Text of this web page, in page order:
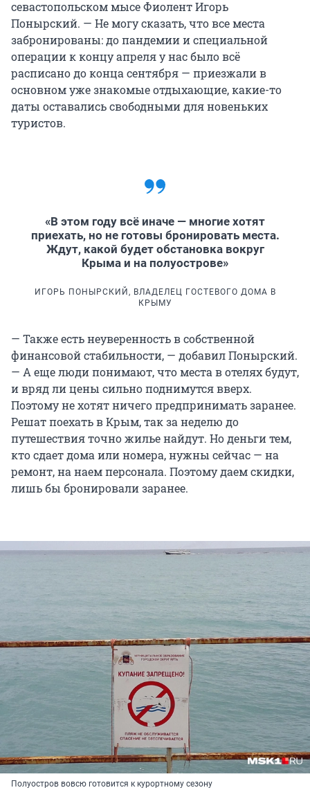
севастопольском мысе Фиолент Игорь
Понырский. — Не могу сказать, что все места
забронированы: до пандемии и специальной
операции к концу апреля у нас было всё
расписано до конца сентября — приезжали в
основном уже знакомые отдыхающие, какие-то
даты оставались свободными для новеньких
туристов.
«В этом году всё иначе — многие хотят
приехать, но не готовы бронировать места.
Ждут, какой будет обстановка вокруг
Крыма и на полуострове»
ИГОРЬ ПОНЫРСКИЙ, ВЛАДЕЛЕЦ ГОСТЕВОГО ДОМА В
КРЫМУ
— Также есть неуверенность в собственной
финансовой стабильности, — добавил Понырский.
— А еще люди понимают, что места в отелях будут,
и вряд ли цены сильно поднимутся вверх.
Поэтому не хотят ничего предпринимать заранее.
Решат поехать в Крым, так за неделю до
путешествия точно жилье найдут. Но деньги тем,
кто сдает дома или номера, нужны сейчас — на
ремонт, на наем персонала. Поэтому даем скидки,
лишь бы бронировали заранее.
Полуостров вовсю готовится к курортному сезону